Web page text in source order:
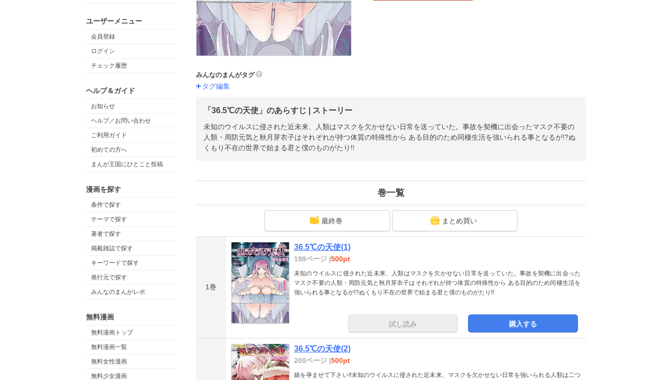
ユーザーメニュー
会員登録
ログイン
チェック履歴
ヘルプ＆ガイド
お知らせ
ヘルプ／お問い合わせ
ご利用ガイド
初めての方へ
まんが王国にひとこと投稿
漫画を探す
条件で探す
テーマで探す
著者で探す
掲載雑誌で探す
キーワードで探す
発行元で探す
みんなのまんがレポ
無料漫画
無料漫画トップ
無料漫画一覧
無料女性漫画
無料少女漫画
みんなのまんがタグ
タグ編集
「36.5℃の天使」のあらすじ | ストーリー
未知のウイルスに侵された近未来、人類はマスクを欠かせない日常を送っていた。事故を契機に出会ったマスク不要の
人類・周防元気と秋月芽衣子はそれぞれが持つ体質の特殊性から ある目的のため同棲生活を強いられる事となるが!?ぬ
くもり不在の世界で始まる君と僕のものがたり!!
巻一覧
最終巻 まとめ買い
1巻
36.5℃の天使(1)
198ページ |500pt
未知のウイルスに侵された近未来、人類はマスクを欠かせない日常を送っていた。事故を契機に出会った
マスク不要の人類・周防元気と秋月芽衣子はそれぞれが持つ体質の特殊性から ある目的のため同棲生活を
強いられる事となるが!?ぬくもり不在の世界で始まる君と僕のものがたり!!
試し読み 購入する
36.5℃の天使(2)
200ページ |500pt
娘を孕ませて下さい!!未知のウイルスに侵された近未来、マスクを欠かせない日常を強いられる人類は二つ